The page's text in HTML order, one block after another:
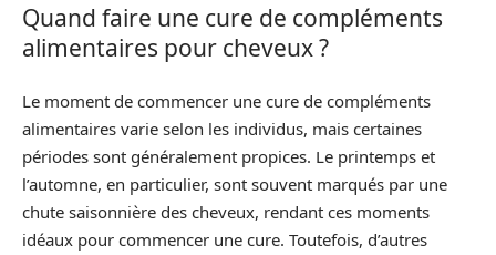
Quand faire une cure de compléments
alimentaires pour cheveux ?
Le moment de commencer une cure de compléments
alimentaires varie selon les individus, mais certaines
périodes sont généralement propices. Le printemps et
l’automne, en particulier, sont souvent marqués par une
chute saisonnière des cheveux, rendant ces moments
idéaux pour commencer une cure. Toutefois, d’autres